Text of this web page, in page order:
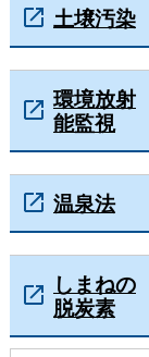
土壌汚染
環境放射
能監視
温泉法
しまねの
脱炭素